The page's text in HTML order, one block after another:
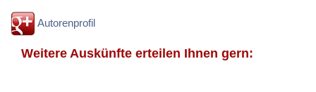
Autorenprofil
Weitere Auskünfte erteilen Ihnen gern: